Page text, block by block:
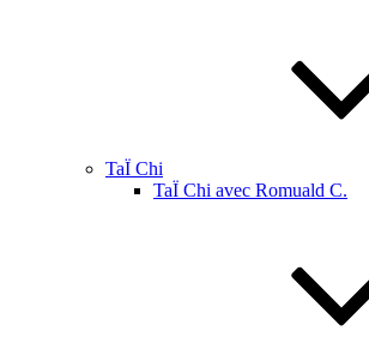
TaÏ Chi
TaÏ Chi avec Romuald C.